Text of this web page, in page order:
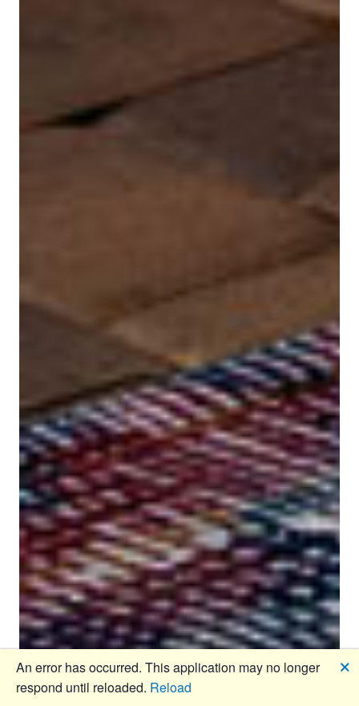
An error has occurred. This application may no longer
respond until reloaded. Reload
🗙